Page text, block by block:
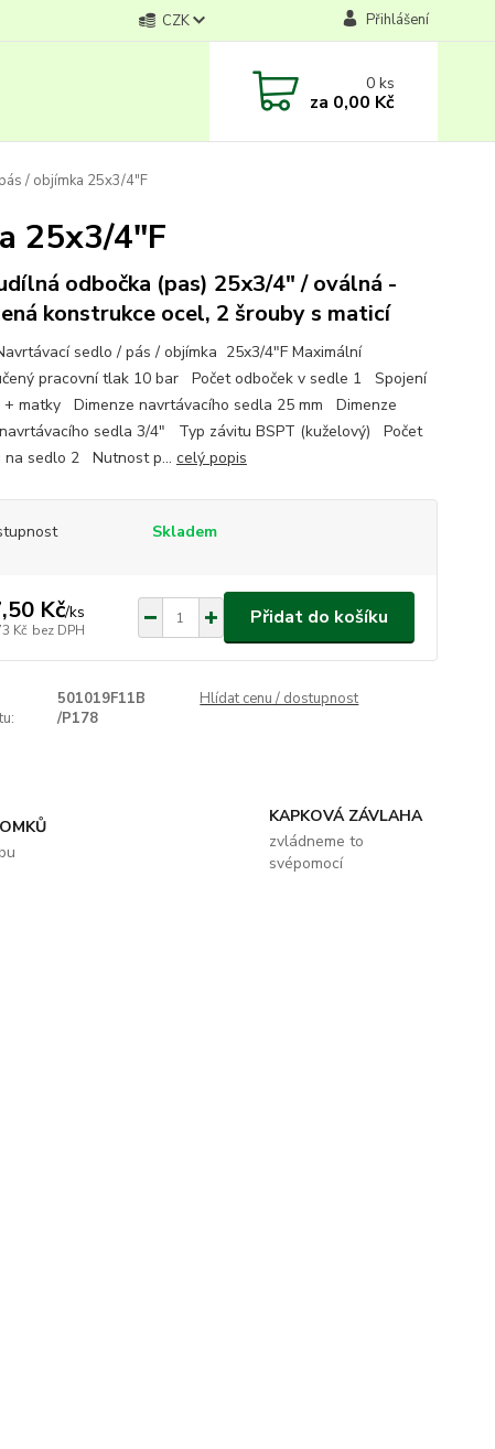
CZK Přihlášení
0ks
za 0,00 Kč
/ objímka 25x3/4"F
25x3/4"F
odbočka (pas) 25x3/4" / oválná -
konstrukce ocel, 2 šrouby s maticí
sedlo / pás / objímka 25x3/4"F Maximální
pracovní tlak 10 bar Počet odboček v sedle 1 Spojení
+ matky Dimenze navrtávacího sedla 25 mm Dimenze
sedla 3/4" Typ závitu BSPT (kuželový) Počet
na sedlo 2 Nutnost p... celý popis
Skladem
Kč/ks
Kč bez DPH
Přidat do košíku
501019F11B
/P178
Hlídat cenu / dostupnost
KAPKOVÁ ZÁVLAHA
zvládneme to
svépomocí